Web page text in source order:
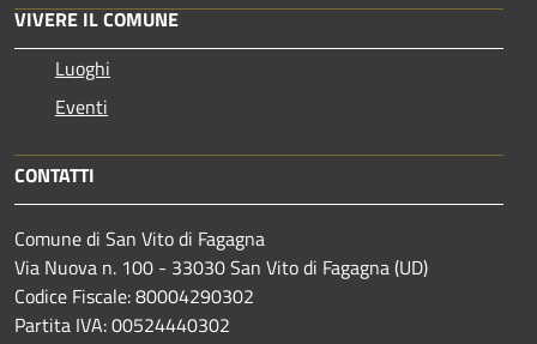
VIVERE IL COMUNE
Luoghi
Eventi
CONTATTI
Comune di San Vito di Fagagna
Via Nuova n. 100 - 33030 San Vito di Fagagna (UD)
Codice Fiscale: 80004290302
Partita IVA: 00524440302